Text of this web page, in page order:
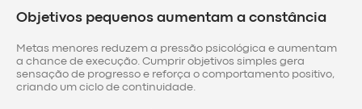
Objetivos pequenos aumentam a constância
Metas menores reduzem a pressão psicológica e aumentam
a chance de execução. Cumprir objetivos simples gera
sensação de progresso e reforça o comportamento positivo,
criando um ciclo de continuidade.